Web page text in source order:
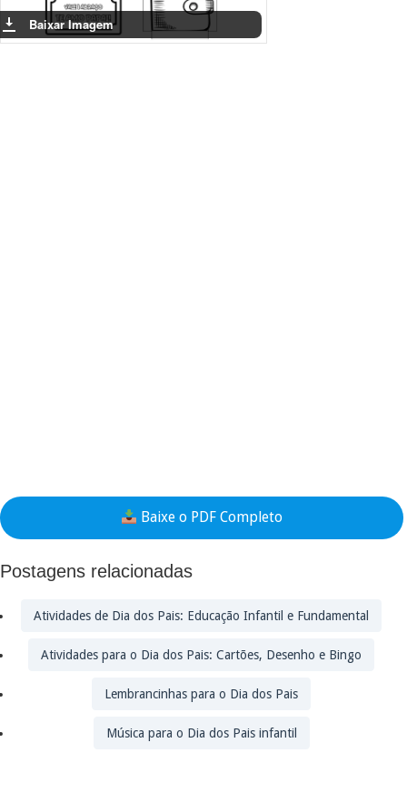
Baixar Imagem
Baixe o PDF Completo
Postagens relacionadas
Atividades de Dia dos Pais: Educação Infantil e Fundamental
Atividades para o Dia dos Pais: Cartões, Desenho e Bingo
Lembrancinhas para o Dia dos Pais
Música para o Dia dos Pais infantil